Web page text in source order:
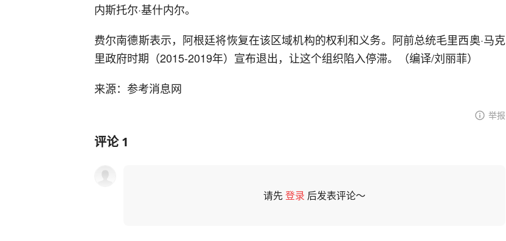
内斯托尔·基什内尔。
费尔南德斯表示，阿根廷将恢复在该区域机构的权利和义务。阿前总统毛里西奥·马克
里政府时期（2015-2019年）宣布退出，让这个组织陷入停滞。（编译/刘丽菲）
来源：参考消息网
举报
评论1
请先登录 后发表评论～